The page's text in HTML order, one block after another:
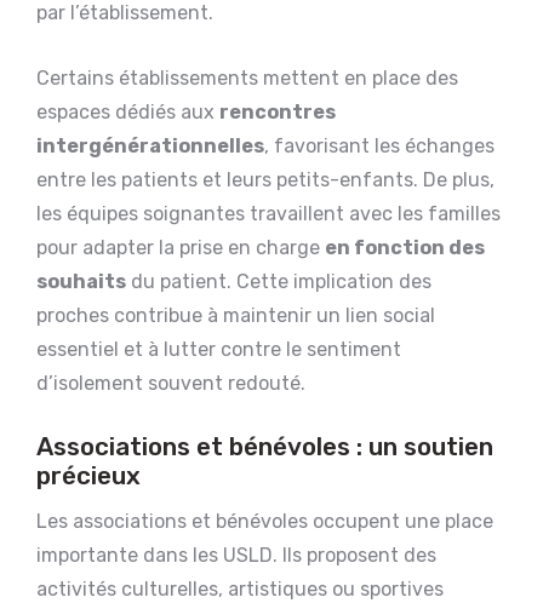
par l’établissement.
Certains établissements mettent en place des
espaces dédiés aux rencontres
intergénérationnelles, favorisant les échanges
entre les patients et leurs petits-enfants. De plus,
les équipes soignantes travaillent avec les familles
pour adapter la prise en charge en fonction des
souhaits du patient. Cette implication des
proches contribue à maintenir un lien social
essentiel et à lutter contre le sentiment
d’isolement souvent redouté.
Associations et bénévoles : un soutien
précieux
Les associations et bénévoles occupent une place
importante dans les USLD. Ils proposent des
activités culturelles, artistiques ou sportives